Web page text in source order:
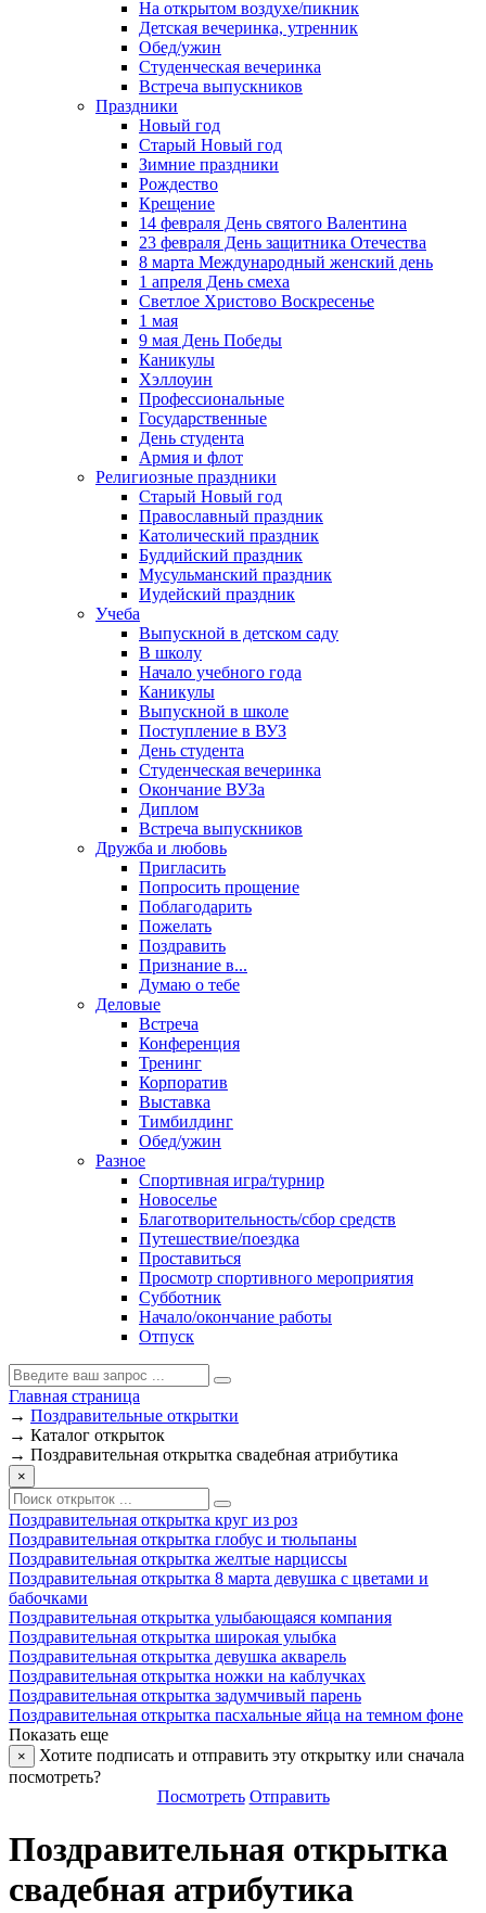
На открытом воздухе/пикник
Детская вечеринка, утренник
Обед/ужин
Студенческая вечеринка
Встреча выпускников
Праздники
Новый год
Старый Новый год
Зимние праздники
Рождество
Крещение
14 февраля День святого Валентина
23 февраля День защитника Отечества
8 марта Международный женский день
1 апреля День смеха
Светлое Христово Воскресенье
1 мая
9 мая День Победы
Каникулы
Хэллоуин
Профессиональные
Государственные
День студента
Армия и флот
Религиозные праздники
Старый Новый год
Православный праздник
Католический праздник
Буддийский праздник
Мусульманский праздник
Иудейский праздник
Учеба
Выпускной в детском саду
В школу
Начало учебного года
Каникулы
Выпускной в школе
Поступление в ВУЗ
День студента
Студенческая вечеринка
Окончание ВУЗа
Диплом
Встреча выпускников
Дружба и любовь
Пригласить
Попросить прощение
Поблагодарить
Пожелать
Поздравить
Признание в...
Думаю о тебе
Деловые
Встреча
Конференция
Тренинг
Корпоратив
Выставка
Тимбилдинг
Обед/ужин
Разное
Спортивная игра/турнир
Новоселье
Благотворительность/сбор средств
Путешествие/поездка
Проставиться
Просмотр спортивного мероприятия
Субботник
Начало/окончание работы
Отпуск
Главная страница
→ Поздравительные открытки
→ Каталог открыток
→ Поздравительная открытка свадебная атрибутика
×
Поздравительная открытка круг из роз
Поздравительная открытка глобус и тюльпаны
Поздравительная открытка желтые нарциссы
Поздравительная открытка 8 марта девушка с цветами и
бабочками
Поздравительная открытка улыбающаяся компания
Поздравительная открытка широкая улыбка
Поздравительная открытка девушка акварель
Поздравительная открытка ножки на каблучках
Поздравительная открытка задумчивый парень
Поздравительная открытка пасхальные яйца на темном фоне
Показать еще
×
Хотите подписать и отправить эту открытку или сначала
посмотреть?
Посмотреть Отправить
Поздравительная открытка
свадебная атрибутика